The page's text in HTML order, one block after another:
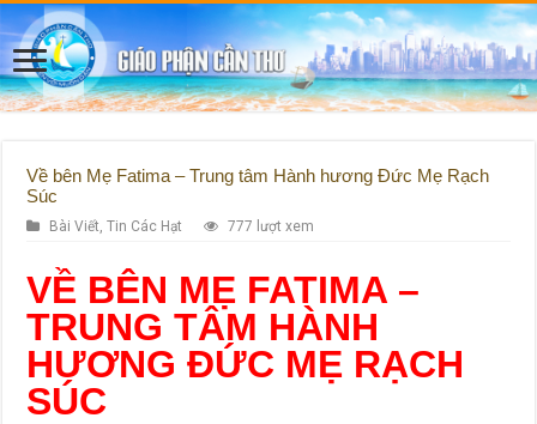
Về bên Mẹ Fatima – Trung tâm Hành hương Đức Mẹ Rạch
Súc
Bài Viết ,Tin Các Hạt 777 lượt xem
VỀ BÊN MẸ FATIMA –
TRUNG TÂM HÀNH
HƯƠNG ĐỨC MẸ RẠCH
SÚC